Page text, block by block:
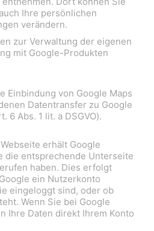
Ihre persönlichen
verändern.
zur Verwaltung der eigenen
mit Google-Produkten
Einbindung von Google Maps
Datentransfer zu Google
6 Abs. 1 lit. a DSGVO).
erhält Google
die entsprechende Unterseite
haben. Dies erfolgt
ein Nutzerkonto
eingeloggt sind, oder ob
Wenn Sie bei Google
Ihre Daten direkt Ihrem Konto